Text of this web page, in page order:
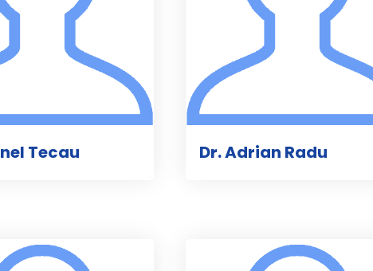
Tecau Dr. Adrian Radu